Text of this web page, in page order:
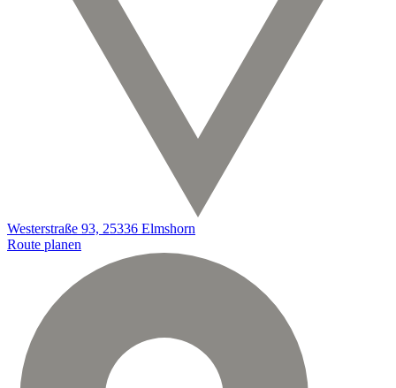
Westerstraße 93, 25336 Elmshorn
Route planen